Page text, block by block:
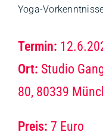
Yoga-
Termin:
Ort: Studio
80, 80339
Preis: 7 Euro